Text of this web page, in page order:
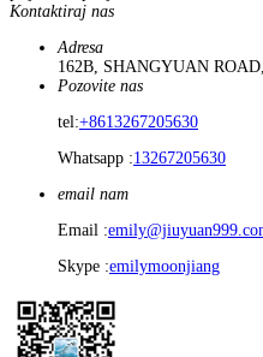
Kontaktiraj nas
Adresa
162B, SHANGYUAN
Pozovite nas
tel:+8613267205630
Whatsapp :13267205630
email nam
Email :
Skype :emilymoonjiang